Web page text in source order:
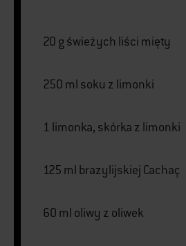
20 g świeżych liści mięty
250 ml soku z limonki
1 limonka, skórka z limonki
125 ml brazylijskiej Cachaç
60 ml oliwy z oliwek